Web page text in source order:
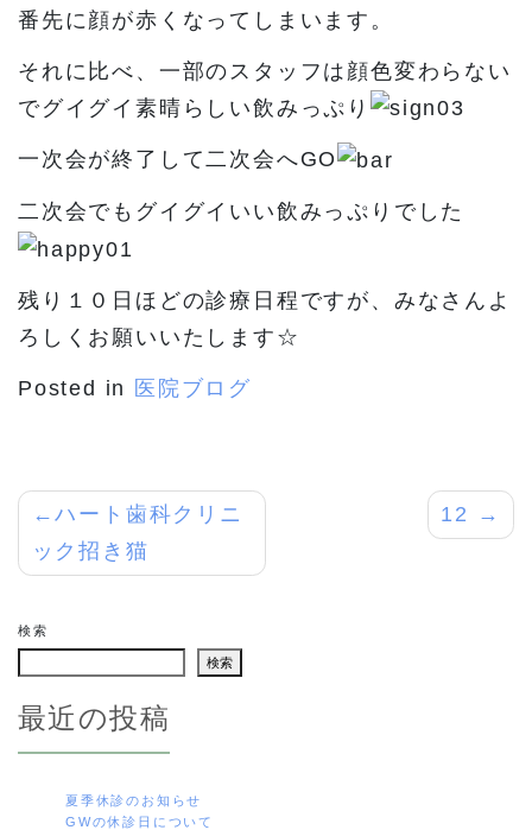
番先に顔が赤くなってしまいます。
それに比べ、一部のスタッフは顔色変わらない
でグイグイ素晴らしい飲みっぷり
一次会が終了して二次会へGO
二次会でもグイグイいい飲みっぷりでした
残り１０日ほどの診療日程ですが、みなさんよ
ろしくお願いいたします☆
Posted in 医院ブログ
投
稿
ビ
ゲ
ー
ハート歯科クリニ
ック招き猫
12
検索
検索
最近の投稿
夏季休診のお知らせ
GWの休診日について